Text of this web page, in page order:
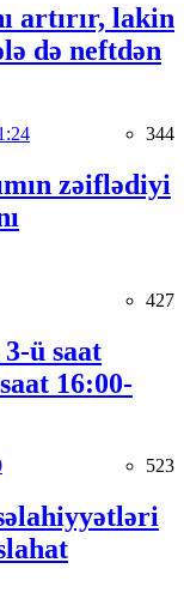
artırır, lakin
də neftdən
344
zəiflədiyi
427
ü saat
16:00-
523